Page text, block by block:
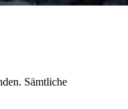
Sämtliche